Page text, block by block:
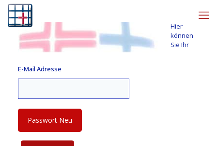
E-Mail Adresse
Hier
können
Sie Ihr